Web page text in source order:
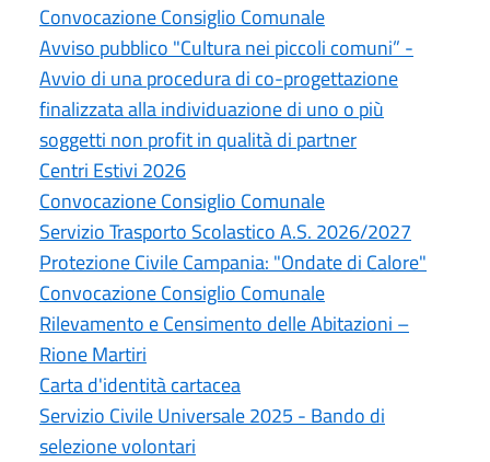
Convocazione Consiglio Comunale
Avviso pubblico "Cultura nei piccoli comuni” -
Avvio di una procedura di co-progettazione
finalizzata alla individuazione di uno o più
soggetti non profit in qualità di partner
Centri Estivi 2026
Convocazione Consiglio Comunale
Servizio Trasporto Scolastico A.S. 2026/2027
Protezione Civile Campania: "Ondate di Calore"
Convocazione Consiglio Comunale
Rilevamento e Censimento delle Abitazioni –
Rione Martiri
Carta d'identità cartacea
Servizio Civile Universale 2025 - Bando di
selezione volontari